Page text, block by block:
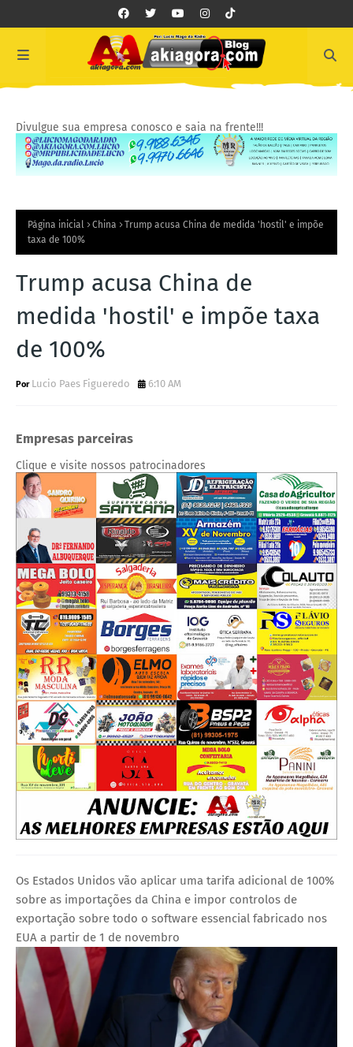
Divulgue sua empresa conosco e saia na frente!!!
Página inicial China
Trump acusa China de medida 'hostil' e impõe
taxa de 100%
Trump acusa China de
medida 'hostil' e impõe taxa
de 100%
Lucio Paes Figueredo 6:10 AM
Empresas parceiras
Clique e visite nossos patrocinadores
Os Estados Unidos vão aplicar uma tarifa adicional de 100%
sobre as importações da China e impor controlos de
exportação sobre todo o software essencial fabricado nos
EUA a partir de 1 de novembro